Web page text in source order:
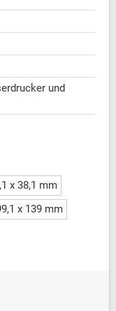
und
x 38,1 mm
x 139 mm